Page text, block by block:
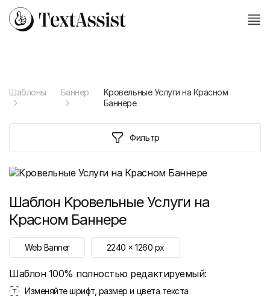
Шаблоны Баннер
Kровельные Услуги на Красном
Баннере
Фильтр
Шаблон Kровельные Услуги на
Красном Баннере
Web Banner 2240 x1260 px
Шаблон 100% полностью редактируемый:
Изменяйте шрифт, размер и цвета текста